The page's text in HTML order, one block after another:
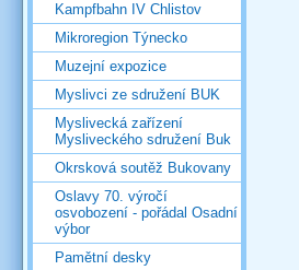
Kampfbahn IV Chlistov
Mikroregion Týnecko
Muzejní expozice
Myslivci ze sdružení BUK
Myslivecká zařízení
Mysliveckého sdružení Buk
Okrsková soutěž Bukovany
Oslavy 70. výročí
osvobození - pořádal Osadní
výbor
Pamětní desky